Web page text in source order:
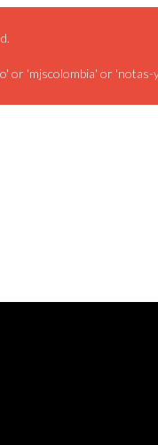
or 'mjscolombia' or 'notas-